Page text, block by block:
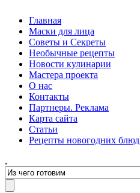
Главная
Маски для лица
Советы и Секреты
Необычные рецепты
Новости кулинарии
Мастера проекта
О нас
Контакты
Партнеры. Реклама
Карта сайта
Статьи
Рецепты новогодних блюд
,